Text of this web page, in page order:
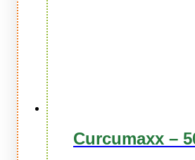
Curcumaxx –